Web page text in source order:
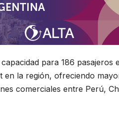
para 186 pasajeros
en la región, ofreciendo
comerciales entre Perú,